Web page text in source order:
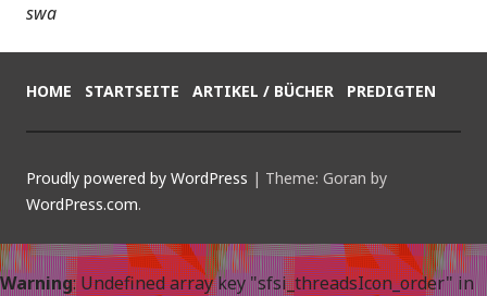
swa
HOME STARTSEITE ARTIKEL / BÜCHER PREDIGTEN
Proudly powered by WordPress | Theme: Goran by
WordPress.com.
Warning: Undefined array key "sfsi_threadsIcon_order" in